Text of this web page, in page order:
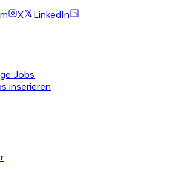
X LinkedIn
Jobs
inserieren